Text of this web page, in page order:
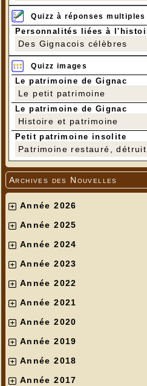
Quizz à réponses multiples
Personnalités liées à
Des Gignacois célèbres
Quizz images
Le patrimoine de Gignac
Le petit patrimoine
Le patrimoine de Gignac
Histoire et patrimoine
Petit patrimoine insolite
Patrimoine restauré,
Archives des Nouvelles
Année 2026
Année 2025
Année 2024
Année 2023
Année 2022
Année 2021
Année 2020
Année 2019
Année 2018
Année 2017
de truffes), Thierry Villepontoux,
qualité de truffes) et à Anne Beigné
la plus belle truffe.